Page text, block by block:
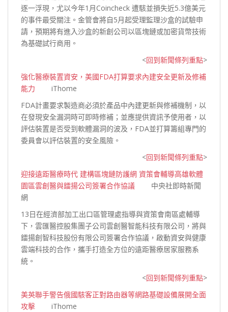
逐一浮現，尤以今年1月Coincheck 遭駭並損失近5.3億美元
的事件最受關注。金管會將自5月起受理監理沙盒的試驗申
請，預期將有進入沙盒的新創公司以區塊鏈或加密貨幣技術
為基礎試行商用。
<回到新聞條列重點>
強化醫療裝置資安，美國FDA打算要求內建安全更新及修補
能力 iThome
FDA計畫要求製造商必須於產品中內建更新與修補機制，以
在發現安全漏洞時可即時修補；並應提供資訊予使用者，以
評估裝置是否受到軟體漏洞的波及，FDA並打算籌組專門的
委員會以評估裝置的安全風險。
<回到新聞條列重點>
迎接遠距醫療時代 建構區塊鏈防護網 資策會輔導高雄軟體
園區雲創醫與鐳揚公司簽署合作協議 中央社即時新聞
網
13日在經濟部加工出口區管理處指導與資策會南區處輔導
下，雲匯醫控股集團子公司雲創醫智能科技有限公司，將與
鐳揚創智科技股份有限公司簽署合作協議，啟動資安與健康
雲端科技的合作，攜手打造全方位的遠距醫療居家服務系
統。
<回到新聞條列重點>
美英聯手警告俄國駭客正對路由器等網路基礎設備展開全面
攻擊 iThome